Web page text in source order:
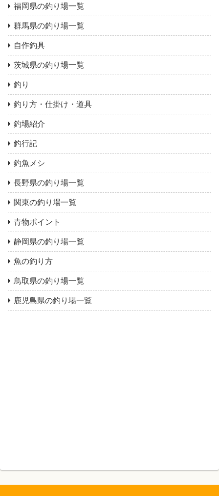
福岡県の釣り場一覧
群馬県の釣り場一覧
自作釣具
茨城県の釣り場一覧
釣り
釣り方・仕掛け・道具
釣場紹介
釣行記
釣魚メシ
長野県の釣り場一覧
関東の釣り場一覧
青物ポイント
静岡県の釣り場一覧
魚の釣り方
鳥取県の釣り場一覧
鹿児島県の釣り場一覧